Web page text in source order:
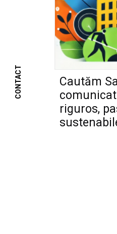
Cautăm
riguros,
CONTACT